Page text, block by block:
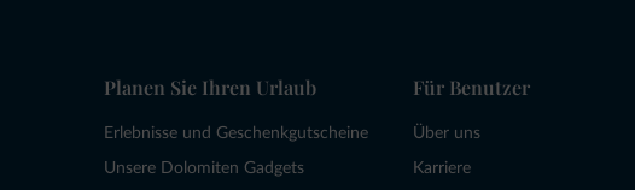
Planen Sie Ihren Urlaub
Erlebnisse und Geschenkgutscheine
Unsere Dolomiten Gadgets
Für Benutzer
Über uns
Karriere